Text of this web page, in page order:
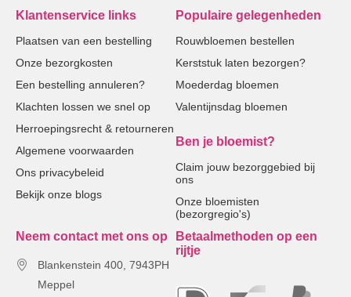
Klantenservice links
Plaatsen van een bestelling
Onze bezorgkosten
Een bestelling annuleren?
Klachten lossen we snel op
Herroepingsrecht & retourneren
Algemene voorwaarden
Ons privacybeleid
Bekijk onze blogs
Populaire gelegenheden
Rouwbloemen bestellen
Kerststuk laten bezorgen?
Moederdag bloemen
Valentijnsdag bloemen
Ben je bloemist?
Claim jouw bezorggebied bij
ons
Onze bloemisten
(bezorgregio's)
Neem contact met ons op
Blankenstein 400, 7943PH
Meppel
Betaalmethoden op een
rijtje